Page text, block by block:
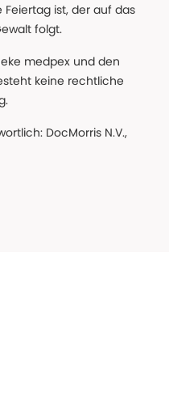
ist, der auf das
folgt.
medpex und den
keine rechtliche
DocMorris N.V.,